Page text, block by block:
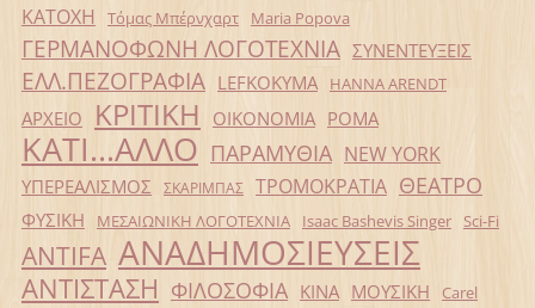
ΚΑΤΟΧΗ Τόμας Μπέρνχαρτ Maria Popova
ΓΕΡΜΑΝΟΦΩΝΗ ΛΟΓΟΤΕΧΝΙΑ ΣΥΝΕΝΤΕΥΞΕΙΣ
ΕΛΛ.ΠΕΖΟΓΡΑΦΙΑ LEFKOKYMA HANNA ARENDT
ΑΡΧΕΙΟ ΚΡΙΤΙΚΗ ΟΙΚΟΝΟΜΙΑ ΡΟΜΑ
ΚΑΤΙ...ΑΛΛΟ ΠΑΡΑΜΥΘΙΑ NEW YORK
ΥΠΕΡΕΑΛΙΣΜΟΣ ΣΚΑΡΙΜΠΑΣ ΤΡΟΜΟΚΡΑΤΙΑ ΘΕΑΤΡΟ
ΦΥΣΙΚΗ ΜΕΣΑΙΩΝΙΚΗ ΛΟΓΟΤΕΧΝΙΑ Isaac Bashevis Singer Sci-Fi
ANTIFA ΑΝΑΔΗΜΟΣΙΕΥΣΕΙΣ
ΑΝΤΙΣΤΑΣΗ ΦΙΛΟΣΟΦΙΑ ΚΙΝΑ ΜΟΥΣΙΚΗ
Carel